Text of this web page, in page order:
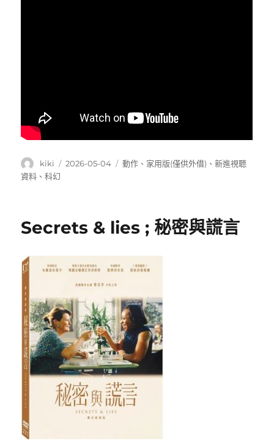
作
者
kiki
發
2026-05-04
分
動作 、 家用版(僅供外借) 、新進視聽
資料 、科幻
Secrets & lies ; 秘密與謊言